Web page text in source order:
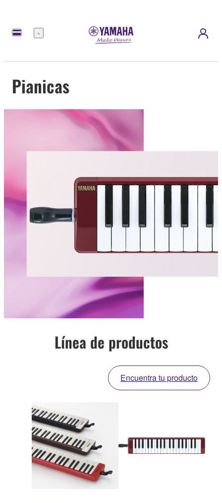
Menú
Pianicas
Línea de productos
Encuentra tu producto